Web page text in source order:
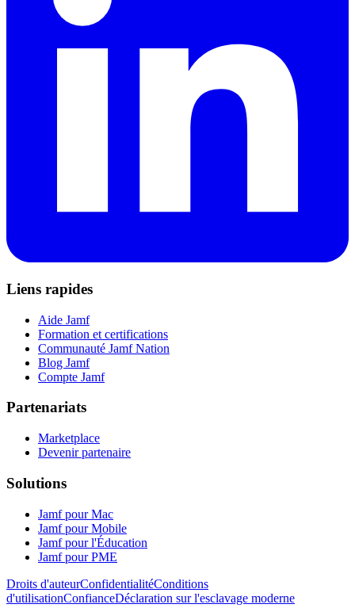
Liens rapides
Aide Jamf
Formation et certifications
Communauté Jamf Nation
Blog Jamf
Compte Jamf
Partenariats
Marketplace
Devenir partenaire
Solutions
Jamf pour Mac
Jamf pour Mobile
Jamf pour l'Éducation
Jamf pour PME
Droits d'auteurConfidentialitéConditions
d'utilisationConfianceDéclaration sur l'esclavage moderne